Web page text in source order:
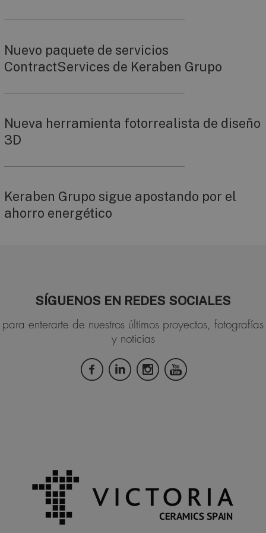
Nuevo paquete de servicios
ContractServices de Keraben Grupo
Nueva herramienta fotorrealista de diseño
3D
Keraben Grupo sigue apostando por el
ahorro energético
SÍGUENOS EN REDES SOCIALES
para enterarte de nuestros últimos proyectos, fotografías
y noticias